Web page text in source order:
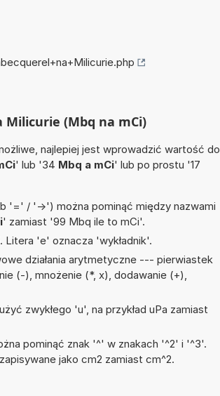
Milicurie (Mbq na mCi)
najlepiej jest wprowadzić wartość do
' lub '34 Mbq a mCi' lub po prostu '17
'=' / '->') można pominąć między nazwami
' zamiast '99 Mbq ile to mCi'.
Litera 'e' oznacza 'wykładnik'.
działania arytmetyczne --- pierwiastek
(-), mnożenie (*, x), dodawanie (+),
zwykłego 'u', na przykład uPa zamiast
pominąć znak '^' w znakach '^2' i '^3'.
jako cm2 zamiast cm^2.